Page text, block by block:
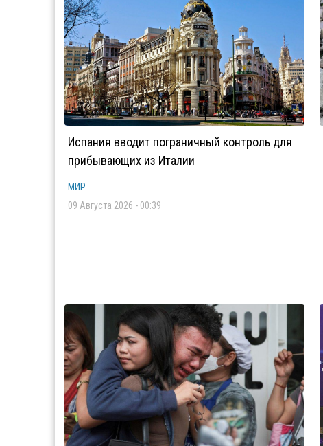
Испания вводит пограничный контроль для
прибывающих из Италии
МИР
09 Августа 2026 - 00:39